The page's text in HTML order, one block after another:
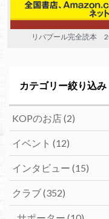
リバプール完全読本
カテゴリー絞り込み
KOPのお店(2)
イベント (12)
インタビュー (15)
クラブ(352)